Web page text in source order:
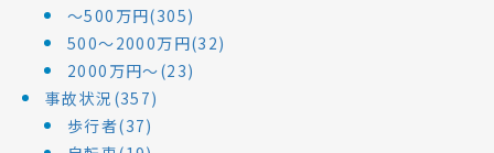
～500万円(305)
500～2000万円(32)
2000万円～(23)
事故状況(357)
歩行者(37)